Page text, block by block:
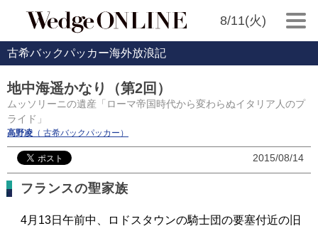
8/11(火)
古希バックパッカー海外放浪記
地中海遥かなり（第2回）
ムッソリーニの遺産「ローマ帝国時代から変わらぬイタリア人のプ
ライド」
高野凌 （ 古希バックパッカー）
2015/08/14
フランスの聖家族
4月13日午前中、ロドスタウンの騎士団の要塞付近の旧